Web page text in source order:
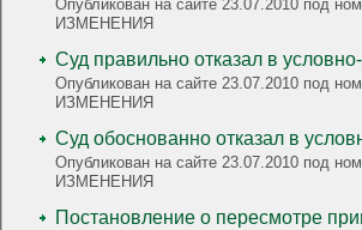
Опубликован на сайте 23.07.2010 под
ИЗМЕНЕНИЯ
Суд правильно отказал в
Опубликован на сайте 23.07.2010 под
ИЗМЕНЕНИЯ
Суд обоснованно отказал в
Опубликован на сайте 23.07.2010 под
ИЗМЕНЕНИЯ
Постановление о пересмотре